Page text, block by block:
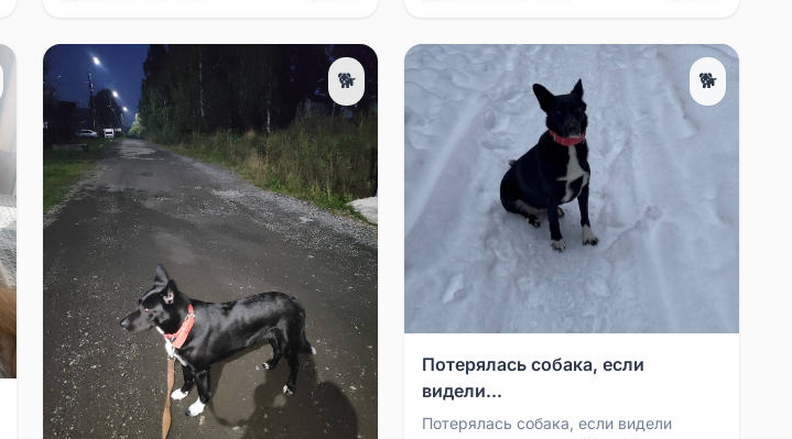
🐕 🐕
Потерялась собака, если
видели...
Потерялась собака, если видели